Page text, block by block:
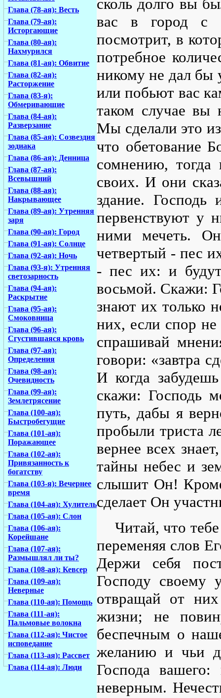
Глава (78-ая): Весть
Глава (79-ая):
Исторгающие
Глава (80-ая):
Нахмурился
Глава (81-ая): Обвитие
Глава (82-ая):
Расторжение
Глава (83-я):
Обмеривающие
Глава (84-ая):
Разверзание
Глава (85-ая): Созвездия
зодиака
Глава (86-ая): Денница
Глава (87-ая):
Всевышний
Глава (88-ая):
Накрывающее
Глава (89-ая): Утренняя
заря
Глава (90-ая): Город
Глава (91-ая): Солнце
Глава (92-ая): Ночь
Глава (93-я): Утренняя
светозарность
Глава (94-ая):
Раскрытие
Глава (95-ая):
Смоковница
Глава (96-ая):
Сгустившаяся кровь
Глава (97-ая):
Определения
Глава (98-ая):
Очевидность
Глава (99-ая):
Землетрясение
Глава (100-ая):
Быстробегущие
Глава (101-ая):
Поражающее
Глава (102-ая):
Привязанность к
богатству
Глава (103-я): Вечернее
время
Глава (104-ая): Хулитель
Глава (105-ая): Слон
Глава (106-ая):
Корейшане
Глава (107-ая):
Размышлял ли ты?
Глава (108-ая): Кевсер
Глава (109-ая):
Неверные
Глава (110-ая): Помощь
Глава (111-ая):
Пальмовые волокна
Глава (112-ая): Чистое
исповедание
Глава (113-ая): Рассвет
Глава (114-ая): Люди
сколь долго вы
вас в город с
посмотрит, в
потребное
никому не дал бы
или побьют вас
таком случае вы
Мы сделали это
что обетование
сомнению,
своих. И они
здание.
первенствуют у
ними мечеть.
четвертый - пес
- пес их: и
восьмой. Скажи:
знают их только
них, если спор
спрашивай
говори: «завтра
И когда
скажи: Господь
путь, дабы я
пробыли триста
вернее всех
тайны небес и
слышит Он!
сделает Он
Читай, что
переменяя слов
Держи себя
Господу своему
отвращай от
жизни; не
беспечным о
желанию и чьи
Господа вашего:
неверным.